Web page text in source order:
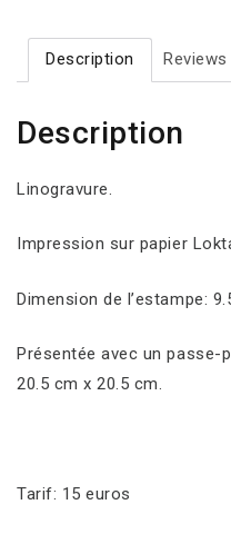
Description
Description
Linogravure.
Impression sur papier
Dimension de l’estampe:
Présentée avec un passe-
20.5 cm x 20.5 cm.
Tarif: 15 euros